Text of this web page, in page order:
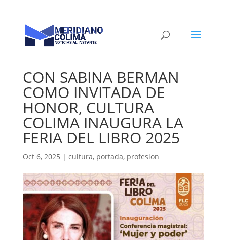
CON SABINA BERMAN
COMO INVITADA DE
HONOR, CULTURA
COLIMA INAUGURA LA
FERIA DEL LIBRO 2025
Oct 6, 2025 | cultura, portada, profesion